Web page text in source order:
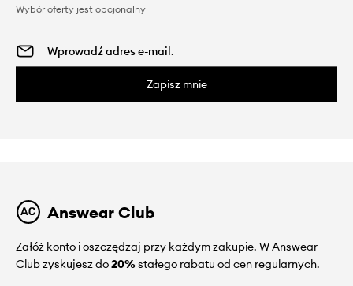
Wybór oferty jest opcjonalny
Zapisz mnie
Answear Club
Załóż konto i oszczędzaj przy każdym zakupie. W Answear
Club zyskujesz do20%stałego rabatu od cen regularnych.